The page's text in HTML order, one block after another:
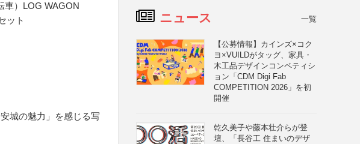
）LOG WAGON
ット
城の魅力」を感じる写
ニュース 一覧
【公募情報】カインズ×コク
ヨ×VUILDがタッグ、家具・
木工品デザインコンペティシ
ョン「CDM Digi Fab
COMPETITION 2026」を初
開催
乾久美子や藤本壮介らが登
壇、「長谷工 住まいのデザ